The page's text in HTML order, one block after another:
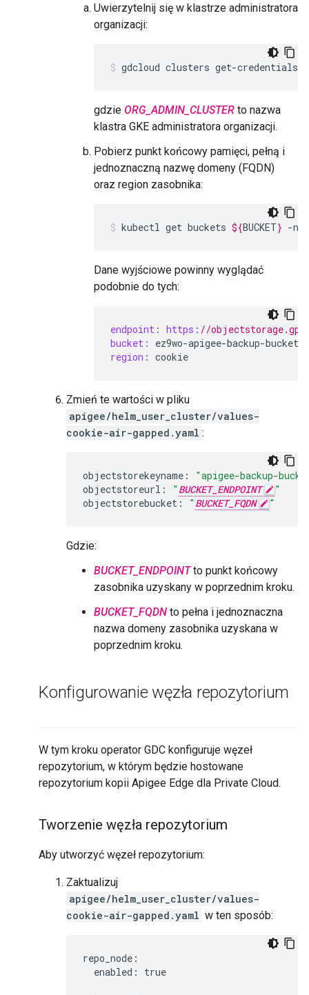
Uwierzytelnij się w klastrze administratora
organizacji:
gdcloud clusters get-credentials
gdzie ORG_ADMIN_CLUSTER to nazwa
klastra GKE administratora organizacji.
Pobierz punkt końcowy pamięci, pełną i
jednoznaczną nazwę domeny (FQDN)
oraz region zasobnika:
kubectl get buckets ${BUCKET} -n
Dane wyjściowe powinny wyglądać
podobnie do tych:
endpoint: https: //
bucket:
ez9wo-apigee-backup-bucket
region: cookie
Zmień te wartości w pliku
apigee/helm_user_cluster/values-
cookie-air-gapped.yaml :
objectstorekeyname :
"apigee-backup-
objectstoreurl : " BUCKET_ENDPOINT
"
objectstorebucket : " BUCKET_FQDN "
Gdzie:
BUCKET_ENDPOINTto punkt końcowy
zasobnika uzyskany w poprzednim kroku.
BUCKET_FQDN to pełna i jednoznaczna
nazwa domeny zasobnika uzyskana w
poprzednim kroku.
Konfigurowanie węzła repozytorium
W tym kroku operator GDC konfiguruje węzeł
repozytorium, w którym będzie hostowane
repozytorium kopii Apigee Edge dla Private Cloud.
Tworzenie węzła repozytorium
Aby utworzyć węzeł repozytorium:
Zaktualizuj
apigee/helm_user_cluster/values-
cookie-air-gapped.yaml w ten sposób:
repo_node:
  enabled: true